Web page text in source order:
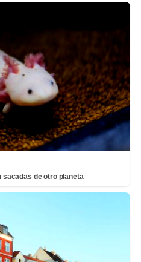
de otro planeta